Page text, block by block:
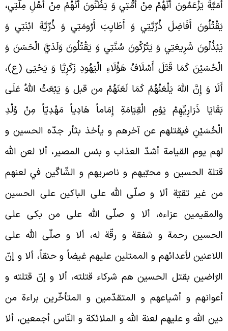
يَزْعَمُونَ أَنَّهُمْ مِنْ أَمُّتِي وَ يَظُنُّونَ أَنَّهُمْ مِنْ أَهْلِ مِلَّتِي،
أَفَاضِلَ ذُرِّيَّتِي وَ أَطَايِبَ أَرُومَتِي وَ ذُرِّيَّةَ ابْنَتِي وَ
شَرِيعَتِي وَ يَتْرُكُونَ سُنَّتِي وَ يَقْتُلُونَ وَلَدَيَّ الْحَسَنَ وَ
كَمَا قَتَلَ أَسْلَافُ هَؤُلَاءِ الْيَهُودِ زَكَرِيَّا وَ يَحْيَى (ع)،
وَ إِنَّ اللَّهَ يَلْعَنُهُمْ كَمَا لَعَنَهُمْ من قبل وَ يَبْعَثُ اللَّهُ عَلَى
ذَرَارِيِّهِمْ يَوْمِ الْقِيَامَةِ إِمَاماً هَادِياً مَهْدِيّاً مِنْ وُلْدِ
فيقتلهم عن آخرهم و يأخذ بثأر جدّه الحسين و
يوم القيامة أشدّ العذاب و بئس المصير، ألا لعن الله
الحسين و محبّيهم و ناصريهم و الشّاكّين في لعنهم
غير تقيّة ألا و صلّى الله على الباكين على الحسين
عزاءه، ألا و صلّى الله على من بكى على
رحمة و شفقة و رقّة له، ألا و صلّى الله على
لأعدائهم و الممتلين عليهم غيضاً و حنقاً، ألا و إنّ
بقتل الحسين هم شركاء قتلته، ألا و إنّ قتلته و
و أشياعهم و المتقدّمين و المتأخّرين براءة من
الله و عليهم لعنة الله و الملائكة و النّاس أجمعين، ألا